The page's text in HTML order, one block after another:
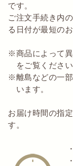
です。
ご注文手続き内
る日付が最短の
商品によって
をご覧ください
離島などの一
います。
お届け時間の指
す。